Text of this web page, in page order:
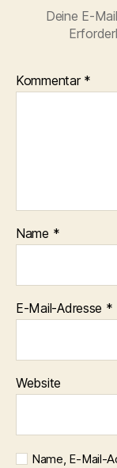
Deine E-
Kommentar *
Name *
E-Mail-Adresse *
Website
Name, E-Mail-